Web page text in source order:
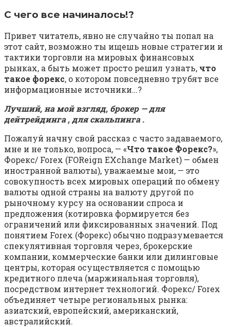
С чего все начиналось!?
Привет читатель, явно не случайно ты попал на
этот сайт, возможно ты ищешь новые стратегии и
тактики торговли на мировых финансовых
рынках, а быть может просто решил узнать, что
такое форекс, о котором повседневно трубят все
информационные источники…?
Лучший, на мой взгляд, брокер — для
дейтрейдинга , для скальпинга .
Пожалуй начну свой рассказ с часто задаваемого,
мне и не только, вопроса, — «Что такое Форекс?»,
Форекс/ Forex (FOReign EXchange Market) — обмен
иностранной валюты), уважаемые мои, — это
совокупность всех мировых операций по обмену
валюты одной страны на валюту другой по
рыночному курсу на основании спроса и
предложения (котировка формируется без
ограничений или фиксированных значений. Под
понятием Forex (Форекс) обычно подразумевается
спекулятивная торговля через, брокерские
компании, коммерческие банки или дилинговые
центры, которая осуществляется с помощью
кредитного плеча (маржинальная торговля),
посредством интернет технологий. Форекс/ Forex
объединяет четыре региональных рынка:
азиатский, европейский, американский,
австралийский.